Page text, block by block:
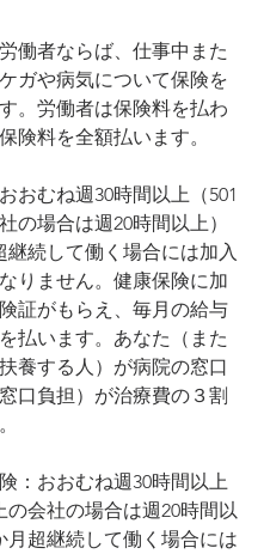
働者ならば、仕事中また
ガや病気について保険を
。労働者は保険料を払わ
険料を全額払います。
おむね週30時間以上（501
の場合は週20時間以上）
継続して働く場合には加入
りません。健康保険に加
証がもらえ、毎月の給与
払います。あなた（また
養する人）が病院の窓口
口負担）が治療費の３割
：おおむね週30時間以上
の会社の場合は週20時間以
月超継続して働く場合には